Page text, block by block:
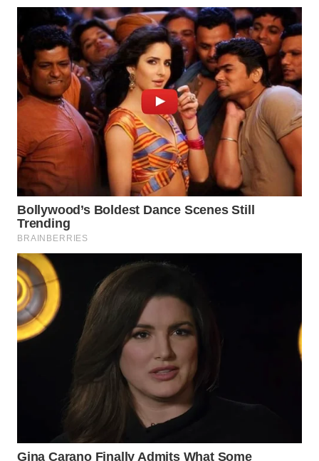
WAHANANEWS
ID
WAHANANEWS
CO ID
WAHANANEWS
NET
WAHANA
SPORT
WAHANA
UMKM
WAHANA
SELEB